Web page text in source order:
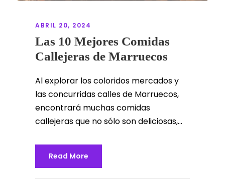
ABRIL 20, 2024
Las 10 Mejores Comidas
Callejeras de Marruecos
Al explorar los coloridos mercados y
las concurridas calles de Marruecos,
encontrará muchas comidas
callejeras que no sólo son deliciosas,...
Read More